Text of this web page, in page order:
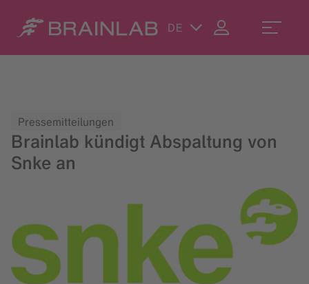
DE
Pressemitteilungen
Brainlab kündigt Abspaltung von
Snke an